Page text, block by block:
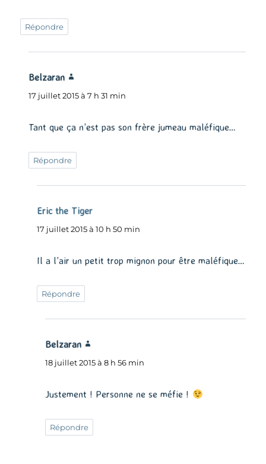
Répondre
Belzaran
17 juillet 2015 à 7 h 31 min
Tant que ça n’est pas son frère jumeau maléfique…
Répondre
Eric the Tiger
17 juillet 2015 à 10 h 50 min
Il a l’air un petit trop mignon pour être maléfique…
Répondre
Belzaran
18 juillet 2015 à 8 h 56 min
Justement ! Personne ne se méfie !
Répondre